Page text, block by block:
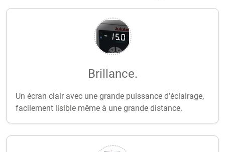
Brillance.
Un écran clair avec une grande puissance d’éclairage,
facilement lisible même à une grande distance.